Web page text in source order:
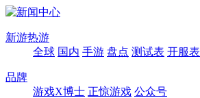
新游热游
全球 国内 手游 盘点 测试表 开服表
品牌
游戏X博士 正惊游戏 公众号